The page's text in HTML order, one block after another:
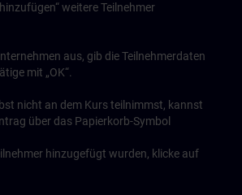
weitere Teilnehmer
aus, gib die Teilnehmerdaten
mit „OK“.
nicht an dem Kurs teilnimmst, kannst
über das Papierkorb-Symbol
hinzugefügt wurden, klicke auf